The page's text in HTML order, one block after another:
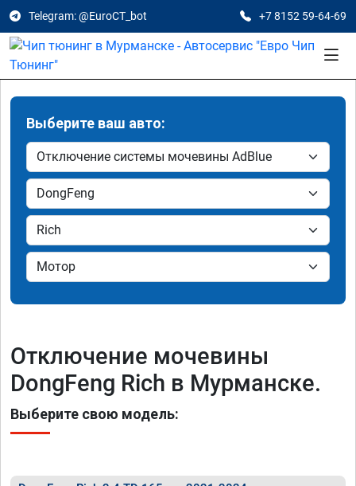
Telegram: @EuroCT_bot +7 8152 59-64-69
Выберите ваш авто:
Отключение мочевины
DongFeng Rich в Мурманске.
Выберите свою модель: